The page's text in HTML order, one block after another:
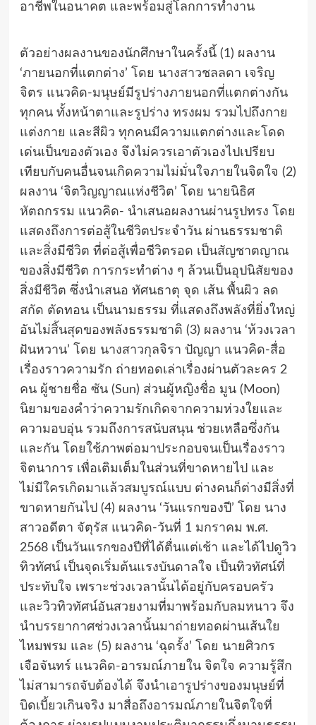
อาชีพในอนาคต และพร้อมสู่โลกการทำงาน
ตัวอย่างผลงานของนักศึกษาในครั้งนี้ (1) ผลงาน
‘ภายนอกที่แตกต่าง’ โดย นางสาวชลลดา เจริญ
จิตร แนวคิด-มนุษย์มีรูปร่างภายนอกที่แตกต่างกัน
ทุกคน ทั้งหน้าตาและรูปร่าง ทรงผม รวมไปถึงกาย
แต่งกาย และสีผิว ทุกคนมีความแตกต่างและโดด
เด่นเป็นของตัวเอง จึงไม่ควรเอาตัวเองไปเปรียบ
เทียบกับคนอื่นจนเกิดความไม่มั่นใจภายในจิตใจ (2)
ผลงาน ‘จิตวิญญาณแห่งชีวิต’ โดย นายนิธิศ
หัตถกรรม แนวคิด- นำเสนอผลงานผ่านรูปทรง โดย
แสดงถึงการต่อสู้ในชีวิตประจำวัน ผ่านธรรมชาติ
และสิ่งมีชีวิต ที่ต่อสู้เพื่อชีวิตรอด เป็นสัญชาตญาณ
ของสิ่งมีชีวิต การกระทำต่าง ๆ ล้วนเป็นอุปนิสัยของ
สิ่งมีชีวิต ซึ่งนำเสนอ ทัศนธาตุ จุด เส้น พื้นผิว ลด
สกัด ตัดทอน เป็นนามธรรม ที่แสดงถึงพลังที่ยิ่งใหญ่
อันไม่สิ้นสุดของพลังธรรมชาติ (3) ผลงาน ‘ห้วงเวลา
ฝันหวาน’ โดย นางสาวกุลจิรา ปัญญา แนวคิด-สื่อ
เรื่องราวความรัก ถ่ายทอดเล่าเรื่องผ่านตัวละคร 2
คน ผู้ชายชื่อ ซัน (Sun) ส่วนผู้หญิงชื่อ มูน (Moon)
นิยามของคำว่าความรักเกิดจากความห่วงใยและ
ความอบอุ่น รวมถึงการสนับสนุน ช่วยเหลือซึ่งกัน
และกัน โดยใช้ภาพต่อมาประกอบจนเป็นเรื่องราว
จิตนาการ เพื่อเติมเต็มในส่วนที่ขาดหายไป และ
ไม่มีใครเกิดมาแล้วสมบูรณ์แบบ ต่างคนก็ต่างมีสิ่งที่
ขาดหายกันไป (4) ผลงาน ‘วันแรกของปี’ โดย นาง
สาวอดีตา จัตุรัส แนวคิด-วันที่ 1 มกราคม พ.ศ.
2568 เป็นวันแรกของปีที่ได้ตื่นแต่เช้า และได้ไปดูวิว
ทิวทัศน์ เป็นจุดเริ่มต้นแรงบันดาลใจ เป็นทิวทัศน์ที่
ประทับใจ เพราะช่วงเวลานั้นได้อยู่กับครอบครัว
และวิวทิวทัศน์อันสวยงามที่มาพร้อมกับลมหนาว จึง
นำบรรยากาศช่วงเวลานั้นมาถ่ายทอดผ่านเส้นใย
ไหมพรม และ (5) ผลงาน ‘ฉุดรั้ง’ โดย นายศิวกร
เจือจันทร์ แนวคิด-อารมณ์ภายใน จิตใจ ความรู้สึก
ไม่สามารถจับต้องได้ จึงนำเอารูปร่างของมนุษย์ที่
บิดเบี้ยวเกินจริง มาสื่อถึงอารมณ์ภายในจิตใจที่